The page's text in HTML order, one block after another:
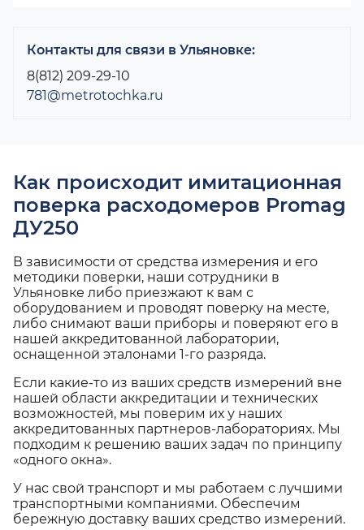
Контакты для связи в Ульяновке:
8(812) 209-29-10
781@metrotochka.ru
Как происходит имитационная
поверка расходомеров Promag
ДУ250
В зависимости от средства измерения и его
методики поверки, наши сотрудники в
Ульяновке либо приезжают к вам с
оборудованием и проводят поверку на месте,
либо снимают ваши приборы и поверяют его в
нашей аккредитованной лаборатории,
оснащенной эталонами 1-го разряда.
Если какие-то из ваших средств измерений вне
нашей области аккредитации и технических
возможностей, мы поверим их у наших
аккредитованных партнеров-лабораториях. Мы
подходим к решению ваших задач по принципу
«одного окна».
У нас свой транспорт и мы работаем с лучшими
транспортными компаниями. Обеспечим
бережную доставку ваших средство измерений.